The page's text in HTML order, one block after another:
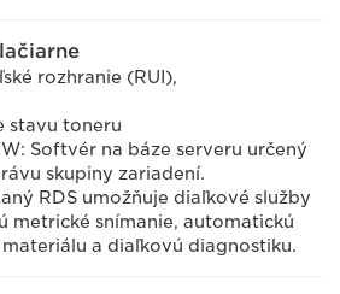
rozhranie (RUI),
stavu toneru
Softvér na báze serveru určený
skupiny zariadení.
RDS umožňuje diaľkové služby
metrické snímanie, automatickú
a diaľkovú diagnostiku.